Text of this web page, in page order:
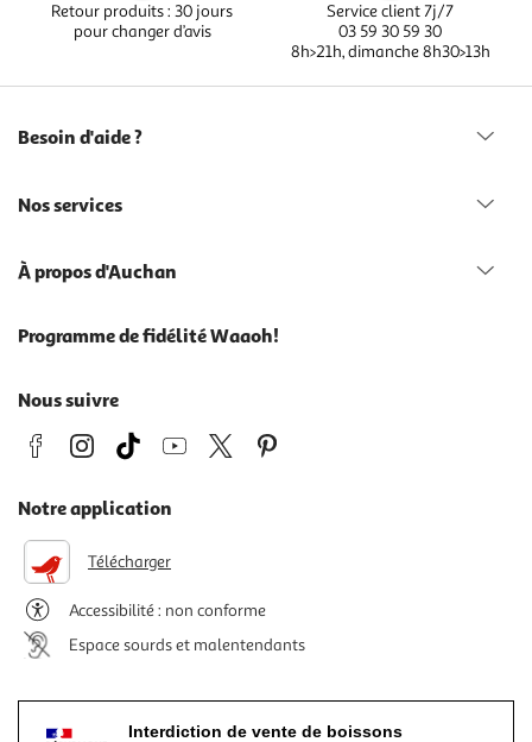
Retour produits : 30 jours
pour changer d’avis
Service client 7j/7
03 59 30 59 30
8h>21h, dimanche 8h30>13h
Besoin d'aide ?
Nos services
À propos d'Auchan
Programme de fidélité Waaoh!
Nous suivre
Notre application
Télécharger
Accessibilité : non conforme
Espace sourds et malentendants
Interdiction de vente de boissons